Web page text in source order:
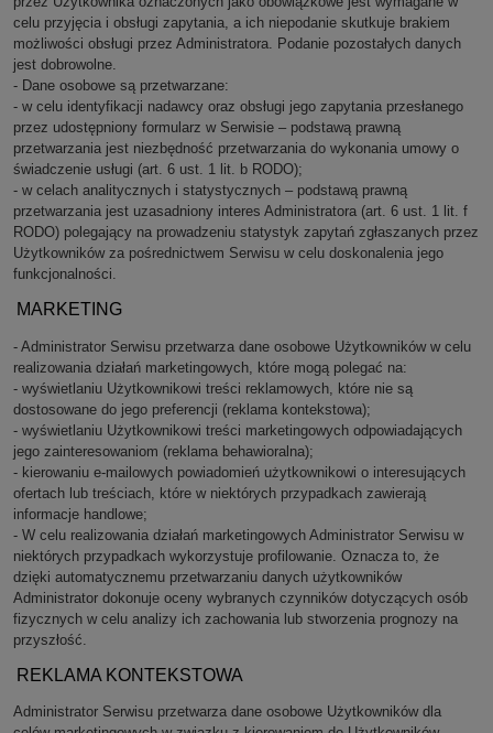
celu przyjęcia i obsługi zapytania, a ich niepodanie skutkuje brakiem
możliwości obsługi przez Administratora. Podanie pozostałych danych
jest dobrowolne.
- Dane osobowe są przetwarzane:
- w celu identyfikacji nadawcy oraz obsługi jego zapytania przesłanego
przez udostępniony formularz w Serwisie – podstawą prawną
przetwarzania jest niezbędność przetwarzania do wykonania umowy o
świadczenie usługi (art. 6 ust. 1 lit. b RODO);
- w celach analitycznych i statystycznych – podstawą prawną
przetwarzania jest uzasadniony interes Administratora (art. 6 ust. 1 lit. f
RODO) polegający na prowadzeniu statystyk zapytań zgłaszanych przez
Użytkowników za pośrednictwem Serwisu w celu doskonalenia jego
funkcjonalności.
MARKETING
- Administrator Serwisu przetwarza dane osobowe Użytkowników w celu
realizowania działań marketingowych, które mogą polegać na:
- wyświetlaniu Użytkownikowi treści reklamowych, które nie są
dostosowane do jego preferencji (reklama kontekstowa);
- wyświetlaniu Użytkownikowi treści marketingowych odpowiadających
jego zainteresowaniom (reklama behawioralna);
- kierowaniu e-mailowych powiadomień użytkownikowi o interesujących
ofertach lub treściach, które w niektórych przypadkach zawierają
informacje handlowe;
- W celu realizowania działań marketingowych Administrator Serwisu w
niektórych przypadkach wykorzystuje profilowanie. Oznacza to, że
dzięki automatycznemu przetwarzaniu danych użytkowników
Administrator dokonuje oceny wybranych czynników dotyczących osób
fizycznych w celu analizy ich zachowania lub stworzenia prognozy na
przyszłość.
REKLAMA KONTEKSTOWA
Administrator Serwisu przetwarza dane osobowe Użytkowników dla